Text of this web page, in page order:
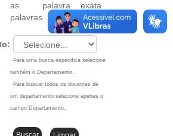
as
palavras
palavra
exata
Para uma busca especifica selecione
também o Departamento.
Para buscar todos os docentes de
um departamento selecione apenas o
campo Departamento.